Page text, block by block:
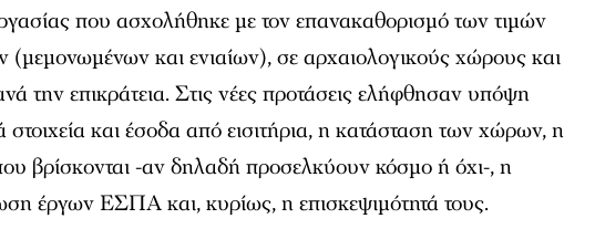
που ασχολήθηκε με τον επανακαθορισμό των τιμών
(μεμονωμένων και ενιαίων), σε αρχαιολογικούς χώρους και
την επικράτεια. Στις νέες προτάσεις ελήφθησαν υπόψη
στοιχεία και έσοδα από εισιτήρια, η κατάσταση των χώρων, η
βρίσκονται -αν δηλαδή προσελκύουν κόσμο ή όχι-, η
έργων ΕΣΠΑ και, κυρίως, η επισκεψιμότητά τους.